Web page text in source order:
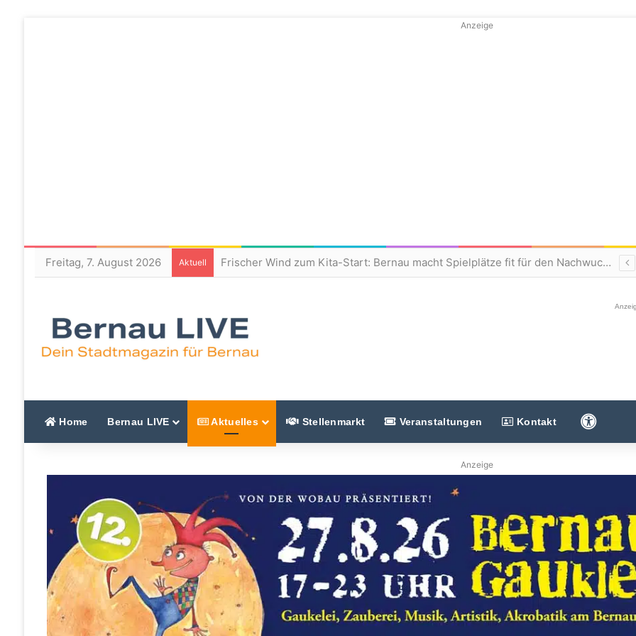
Anzeige
Freitag, 7. August 2026 Aktuell Frischer Wind zum Kita-Start: Bernau macht Spielplätze fit für den Nachwuchs
Home Bernau LIVE Aktuelles Stellenmarkt Veranstaltungen Kontakt
Anzeige